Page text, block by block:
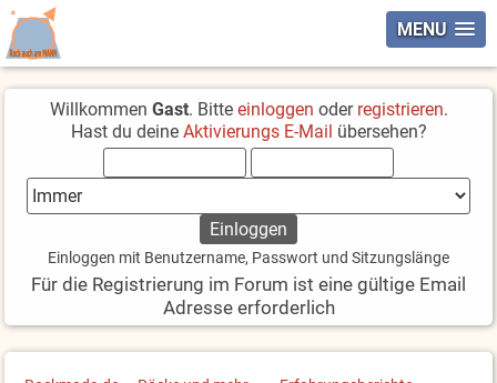
MENU
Willkommen Gast. Bitte einloggen oder registrieren.
Hast du deine Aktivierungs E-Mail übersehen?
Einloggen mit Benutzername, Passwort und Sitzungslänge
Für die Registrierung im Forum ist eine gültige Email
Adresse erforderlich